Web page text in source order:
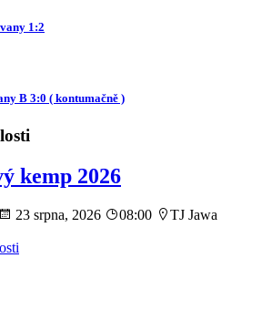
1:2
B 3:0 ( kontumačně )
kemp 2026
23 srpna, 2026 08:00
TJ Jawa